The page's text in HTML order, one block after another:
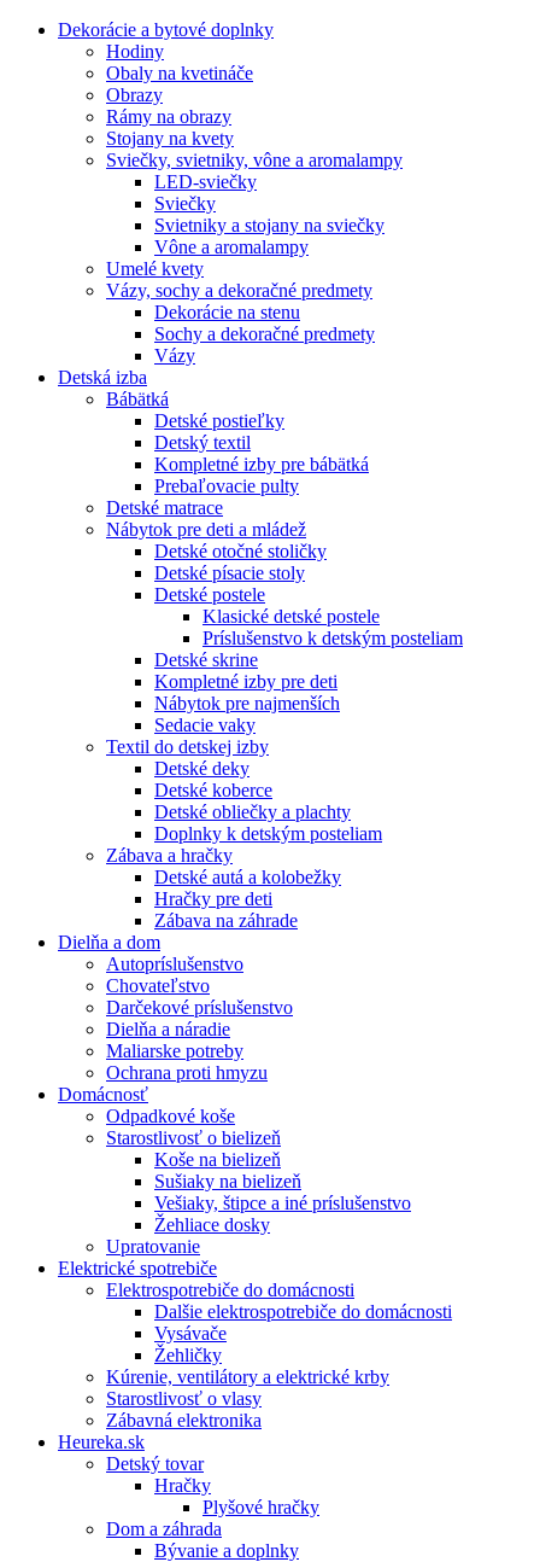
Dekorácie a bytové doplnky
Hodiny
Obaly na kvetináče
Obrazy
Rámy na obrazy
Stojany na kvety
Sviečky, svietniky, vône a aromalampy
LED-sviečky
Sviečky
Svietniky a stojany na sviečky
Vône a aromalampy
Umelé kvety
Vázy, sochy a dekoračné predmety
Dekorácie na stenu
Sochy a dekoračné predmety
Vázy
Detská izba
Bábätká
Detské postieľky
Detský textil
Kompletné izby pre bábätká
Prebaľovacie pulty
Detské matrace
Nábytok pre deti a mládež
Detské otočné stoličky
Detské písacie stoly
Detské postele
Klasické detské postele
Príslušenstvo k detským posteliam
Detské skrine
Kompletné izby pre deti
Nábytok pre najmenších
Sedacie vaky
Textil do detskej izby
Detské deky
Detské koberce
Detské obliečky a plachty
Doplnky k detským posteliam
Zábava a hračky
Detské autá a kolobežky
Hračky pre deti
Zábava na záhrade
Dielňa a dom
Autopríslušenstvo
Chovateľstvo
Darčekové príslušenstvo
Dielňa a náradie
Maliarske potreby
Ochrana proti hmyzu
Domácnosť
Odpadkové koše
Starostlivosť o bielizeň
Koše na bielizeň
Sušiaky na bielizeň
Vešiaky, štipce a iné príslušenstvo
Žehliace dosky
Upratovanie
Elektrické spotrebiče
Elektrospotrebiče do domácnosti
Dalšie elektrospotrebiče do domácnosti
Vysávače
Žehličky
Kúrenie, ventilátory a elektrické krby
Starostlivosť o vlasy
Zábavná elektronika
Heureka.sk
Detský tovar
Hračky
Plyšové hračky
Dom a záhrada
Bývanie a doplnky